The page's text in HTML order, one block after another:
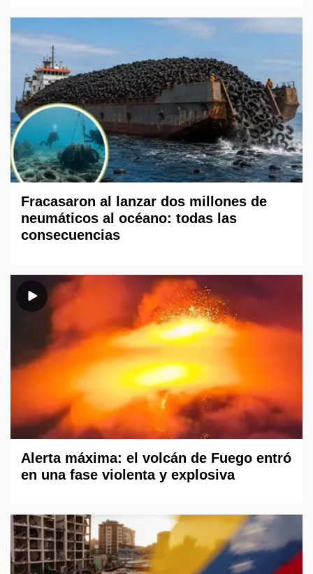
Fracasaron al lanzar dos millones de
neumáticos al océano: todas las
consecuencias
Alerta máxima: el volcán de Fuego entró
en una fase violenta y explosiva